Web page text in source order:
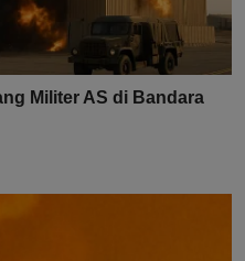
Militer AS di Bandara